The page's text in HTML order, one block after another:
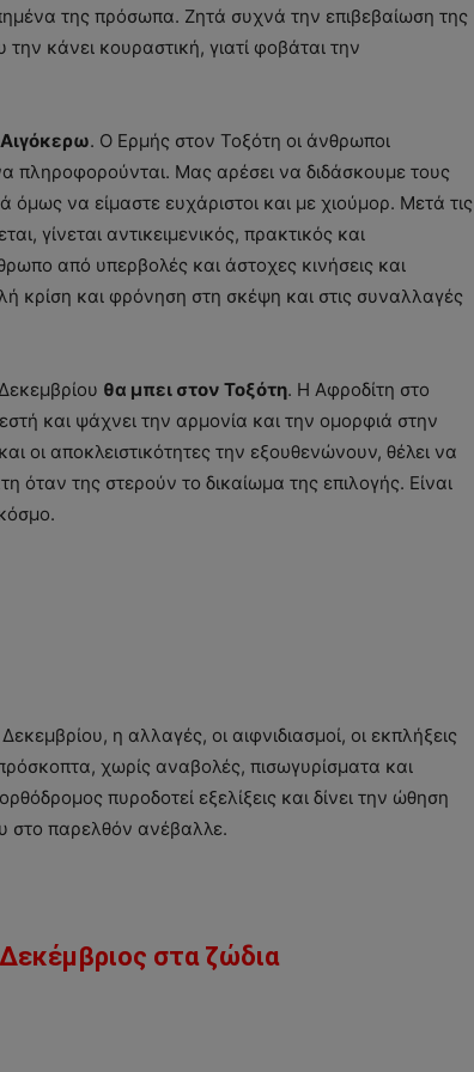
της πρόσωπα. Ζητά συχνά την επιβεβαίωση της
κάνει κουραστική, γιατί φοβάται την
. Ο Ερμής στον Τοξότη οι άνθρωποι
πληροφορούνται. Μας αρέσει να διδάσκουμε τους
να είμαστε ευχάριστοι και με χιούμορ. Μετά τις
γίνεται αντικειμενικός, πρακτικός και
από υπερβολές και άστοχες κινήσεις και
κρίση και φρόνηση στη σκέψη και στις συναλλαγές
θα μπει στον Τοξότη. Η Αφροδίτη στο
και ψάχνει την αρμονία και την ομορφιά στην
οι αποκλειστικότητες την εξουθενώνουν, θέλει να
όταν της στερούν το δικαίωμα της επιλογής. Είναι
Δεκεμβρίου, η αλλαγές, οι αιφνιδιασμοί, οι εκπλήξεις
χωρίς αναβολές, πισωγυρίσματα και
πυροδοτεί εξελίξεις και δίνει την ώθηση
στο παρελθόν ανέβαλλε.
στα ζώδια